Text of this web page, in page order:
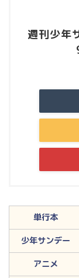
週刊少
単行本
少年サンデー
アニメ